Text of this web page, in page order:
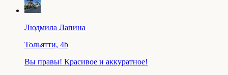
Людмила Лапина
Тольятти, 4b
Вы правы! Красивое и аккуратное!